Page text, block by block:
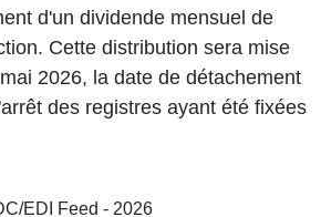
d'un dividende mensuel de
Cette distribution sera mise
2026, la date de détachement
des registres ayant été fixées
EDI Feed - 2026